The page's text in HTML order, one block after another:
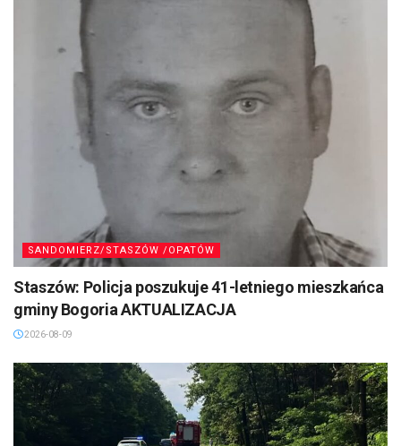
SANDOMIERZ/STASZÓW /OPATÓW
Staszów: Policja poszukuje 41-letniego mieszkańca
gminy Bogoria AKTUALIZACJA
2026-08-09